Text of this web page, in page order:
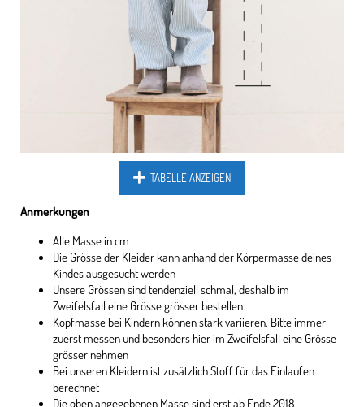
TABELLE ANZEIGEN
Anmerkungen
Alle Masse in cm
Die Grösse der Kleider kann anhand der Körpermasse deines
Kindes ausgesucht werden
Unsere Grössen sind tendenziell schmal, deshalb im
Zweifelsfall eine Grösse grösser bestellen
Kopfmasse bei Kindern können stark variieren. Bitte immer
zuerst messen und besonders hier im Zweifelsfall eine Grösse
grösser nehmen
Bei unseren Kleidern ist zusätzlich Stoff für das Einlaufen
berechnet
Die oben angegebenen Masse sind erst ab Ende 2018